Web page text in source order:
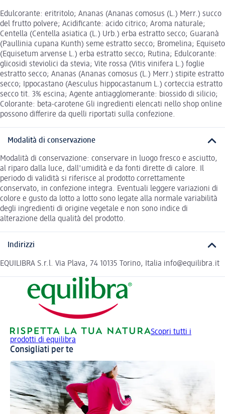
Edulcorante: eritritolo; Ananas (Ananas comosus (L.) Merr.) succo
del frutto polvere; Acidificante: acido citrico; Aroma naturale;
Centella (Centella asiatica (L.) Urb.) erba estratto secco; Guaranà
(Paullinia cupana Kunth) seme estratto secco; Bromelina; Equiseto
(Equisetum arvense L.) erba estratto secco; Rutina; Edulcorante:
glicosidi steviolici da stevia; Vite rossa (Vitis vinifera L.) foglie
estratto secco; Ananas (Ananas comosus (L.) Merr.) stipite estratto
secco; Ippocastano (Aesculus hippocastanum L.) corteccia estratto
secco tit. 3% escina; Agente antiagglomerante: biossido di silicio;
Colorante: beta-carotene Gli ingredienti elencati nello shop online
possono differire da quelli riportati sulla confezione.
Modalità di conservazione
Modalità di conservazione: conservare in luogo fresco e asciutto,
al riparo dalla luce, dall'umidità e da fonti dirette di calore. Il
periodo di validità si riferisce al prodotto correttamente
conservato, in confezione integra. Eventuali leggere variazioni di
colore e gusto da lotto a lotto sono legate alla normale variabilità
degli ingredienti di origine vegetale e non sono indice di
alterazione della qualità del prodotto.
Indirizzi
EQUILIBRA S.r.l. Via Plava, 74 10135 Torino, Italia info@equilibra.it
Scopri tutti i
prodotti di equilibra
Consigliati per te